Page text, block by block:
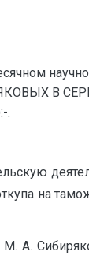
В
.
на
М. А.